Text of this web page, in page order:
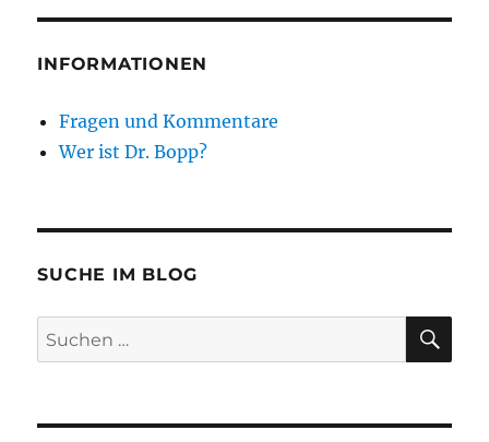
INFORMATIONEN
Fragen und Kommentare
Wer ist Dr. Bopp?
SUCHE IM BLOG
Suchen
nach: